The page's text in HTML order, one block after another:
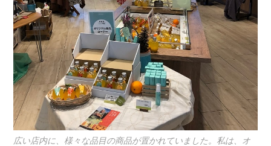
広い店内に、様々な品目の商品が置かれていました。私は、オ